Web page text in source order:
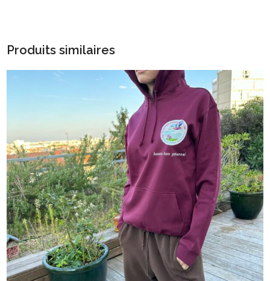
Produits similaires